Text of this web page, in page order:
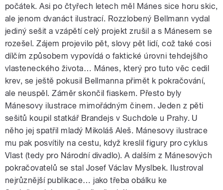
počátek. Asi po čtyřech letech měl Mánes sice horu skic,
ale jenom dvanáct ilustrací. Rozzlobený Bellmann vydal
jediný sešit a vzápětí celý projekt zrušil a s Mánesem se
rozešel. Zájem projevilo pět, slovy pět lidí, což také cosi
dílčím způsobem vypovídá o faktické úrovni tehdejšího
vlasteneckého života… Mánes, který pro tuto věc cedil
krev, se ještě pokusil Bellmanna přimět k pokračování,
ale neuspěl. Záměr skončil fiaskem. Přesto byly
Mánesovy ilustrace mimořádným činem. Jeden z pěti
sešitů koupil statkář Brandejs v Suchdole u Prahy. U
něho jej spatřil mladý Mikoláš Aleš. Mánesovy ilustrace
mu pak posvítily na cestu, když kreslil figury pro cyklus
Vlast (tedy pro Národní divadlo). A dalším z Mánesových
pokračovatelů se stal Josef Václav Myslbek. Ilustroval
nejrůznější publikace… jako třeba obálku ke